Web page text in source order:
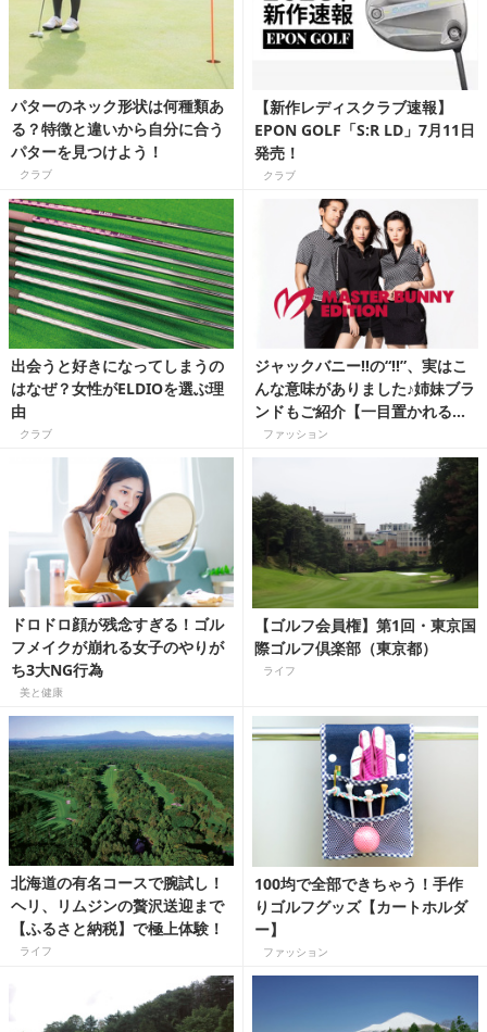
パターのネック形状は何種類あ
る？特徴と違いから自分に合う
パターを見つけよう！
クラブ
【新作レディスクラブ速報】
EPON GOLF「S:R LD」7月11日
発売！
クラブ
出会うと好きになってしまうの
はなぜ？女性がELDIOを選ぶ理
由
クラブ
ジャックバニー‼の“‼”、実はこ
んな意味がありました♪姉妹ブラ
ンドもご紹介【一目置かれるゴ
ルフブランド豆知識】
ファッション
ドロドロ顔が残念すぎる！ゴル
フメイクが崩れる女子のやりが
ち3大NG行為
美と健康
【ゴルフ会員権】第1回・東京国
際ゴルフ倶楽部（東京都）
ライフ
北海道の有名コースで腕試し！
ヘリ、リムジンの贅沢送迎まで
【ふるさと納税】で極上体験！
ライフ
100均で全部できちゃう！手作
りゴルフグッズ【カートホルダ
ー】
ファッション